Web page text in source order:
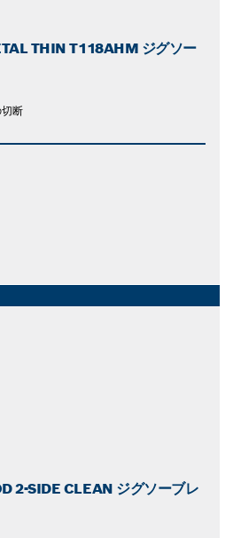
THIN T118AHM ジグソー
断
2-SIDE CLEAN ジグソーブレ